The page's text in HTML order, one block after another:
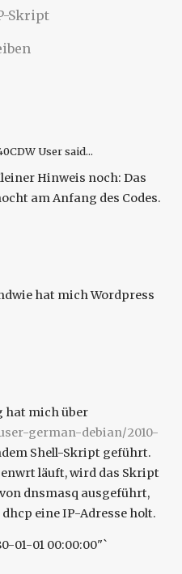
Skript
User said...
Hinweis noch: Das
am Anfang des Codes.
hat mich Wordpress
hat mich über
german-debian/2010-
Shell-Skript geführt.
läuft, wird das Skript
dnsmasq ausgeführt,
eine IP-Adresse holt.
01-01 00:00:00"`